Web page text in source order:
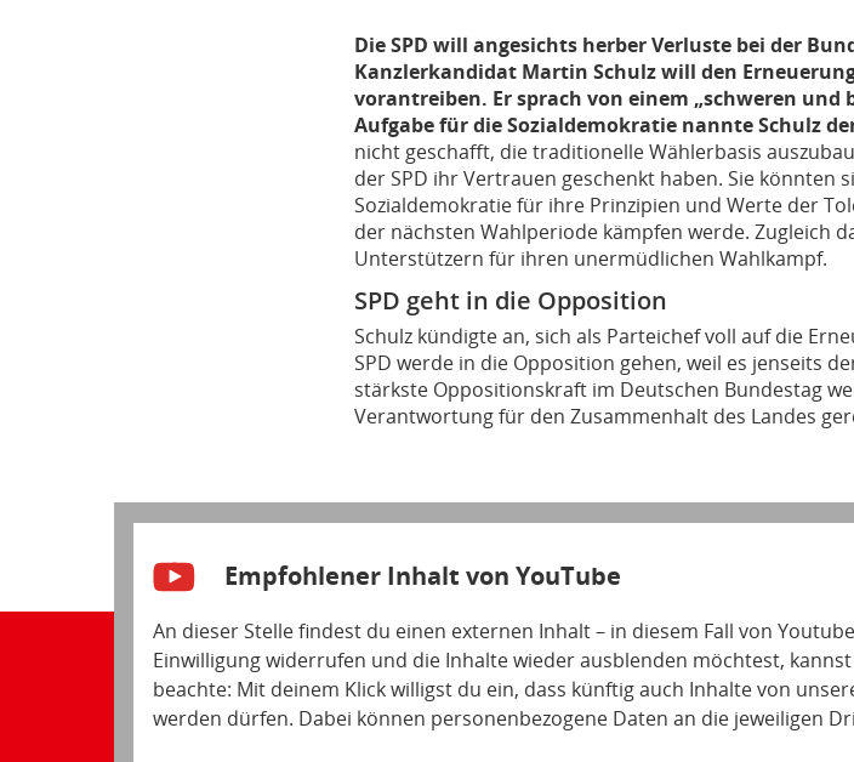
Die SPD will angesichts herber Verluste bei der
Kanzlerkandidat Martin Schulz will den
vorantreiben. Er sprach von einem „schweren und
Aufgabe für die Sozialdemokratie nannte Schulz
nicht geschafft, die traditionelle Wählerbasis
der SPD ihr Vertrauen geschenkt haben. Sie könnten
Sozialdemokratie für ihre Prinzipien und Werte der
der nächsten Wahlperiode kämpfen werde. Zugleich
Unterstützern für ihren unermüdlichen Wahlkampf.
SPD geht in die Opposition
Schulz kündigte an, sich als Parteichef voll auf die
SPD werde in die Opposition gehen, weil es jenseits
stärkste Oppositionskraft im Deutschen Bundestag
Verantwortung für den Zusammenhalt des Landes
Empfohlener Inhalt von YouTube
An dieser Stelle findest du einen externen Inhalt – in diesem Fall von
Einwilligung widerrufen und die Inhalte wieder ausblenden möchtest,
beachte: Mit deinem Klick willigst du ein, dass künftig auch Inhalte von
werden dürfen. Dabei können personenbezogene Daten an die jeweiligen